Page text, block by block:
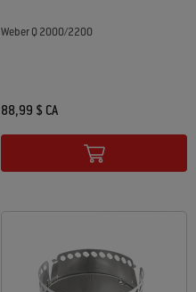
Weber Q 2000/2200
88,99 $ CA
Color Options